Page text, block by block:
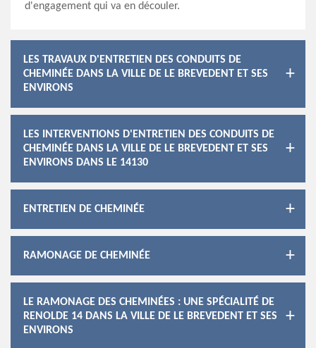
d'engagement qui va en découler.
LES TRAVAUX D'ENTRETIEN DES CONDUITS DE
CHEMINÉE DANS LA VILLE DE LE BREVEDENT ET SES
ENVIRONS
LES INTERVENTIONS D'ENTRETIEN DES CONDUITS DE
CHEMINÉE DANS LA VILLE DE LE BREVEDENT ET SES
ENVIRONS DANS LE 14130
ENTRETIEN DE CHEMINÉE
RAMONAGE DE CHEMINÉE
LE RAMONAGE DES CHEMINÉES : UNE SPÉCIALITÉ DE
RENOLDE 14 DANS LA VILLE DE LE BREVEDENT ET SES
ENVIRONS